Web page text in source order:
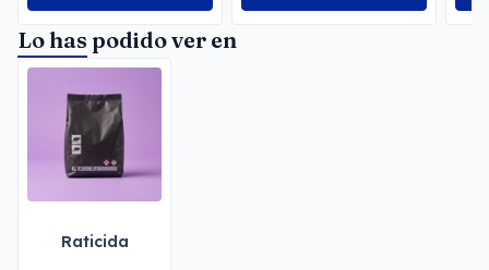
Lo has podido ver en
Raticida